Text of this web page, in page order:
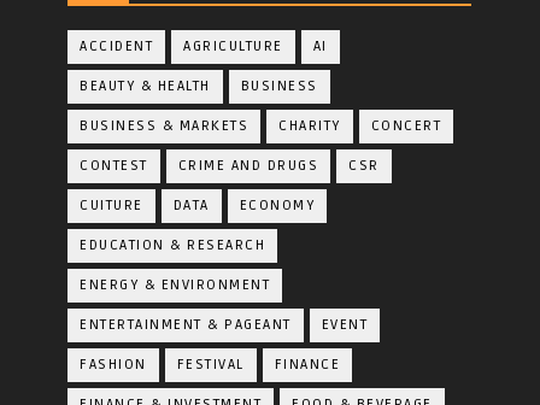
ACCIDENT AGRICULTURE AI
BEAUTY & HEALTH BUSINESS
BUSINESS & MARKETS CHARITY CONCERT
CONTEST CRIME AND DRUGS CSR
CUITURE DATA ECONOMY
EDUCATION & RESEARCH
ENERGY & ENVIRONMENT
ENTERTAINMENT & PAGEANT EVENT
FASHION FESTIVAL FINANCE